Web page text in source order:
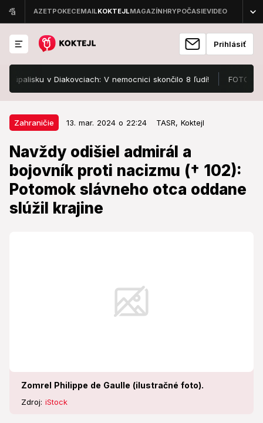
Prihlásiť
v Diakovciach: V nemocnici skončilo 8 ľudí! FOTO Pozrite,
Zahraničie 13. mar. 2024 o 22:24 TASR, Koktejl
Navždy odišiel admirál a
bojovník proti nacizmu († 102):
Potomok slávneho otca oddane
slúžil krajine
Zomrel Philippe de Gaulle (ilustračné foto).
Zdroj: iStock
Zahraničie 13. mar. 2024 o 22:24
Navždy odišiel admirál a bojovník
proti nacizmu († 102): Potomok
slávneho otca oddane slúžil
krajine